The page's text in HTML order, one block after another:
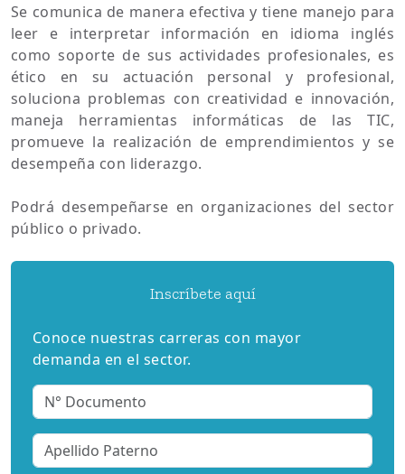
Se comunica de manera efectiva y tiene manejo para
leer e interpretar información en idioma inglés
como soporte de sus actividades profesionales, es
ético en su actuación personal y profesional,
soluciona problemas con creatividad e innovación,
maneja herramientas informáticas de las TIC,
promueve la realización de emprendimientos y se
desempeña con liderazgo.
Podrá desempeñarse en organizaciones del sector
público o privado.
Inscríbete aquí
Conoce nuestras carreras con mayor
demanda en el sector.